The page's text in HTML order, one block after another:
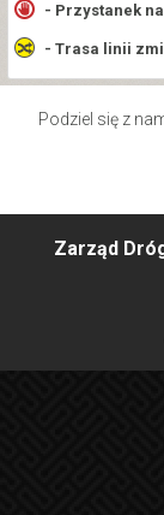
- Przystanek
- Trasa linii
Podziel się z
Zarząd